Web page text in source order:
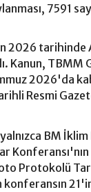
7591
2026 tarihinde
Kanun, TBMM
2026'da
Resmi
BM
Protokolü
konferansın